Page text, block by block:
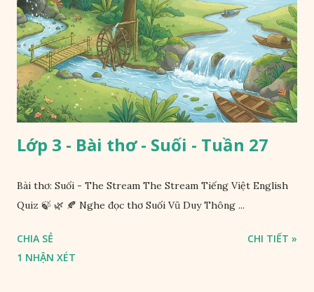
Lớp 3 - Bài thơ - Suối - Tuần 27
Bài thơ: Suối - The Stream The Stream Tiếng Việt English
Quiz 🍃 🌿 🍂 Nghe đọc thơ Suối Vũ Duy Thông ...
CHIA SẺ
1 NHẬN XÉT
CHI TIẾT »